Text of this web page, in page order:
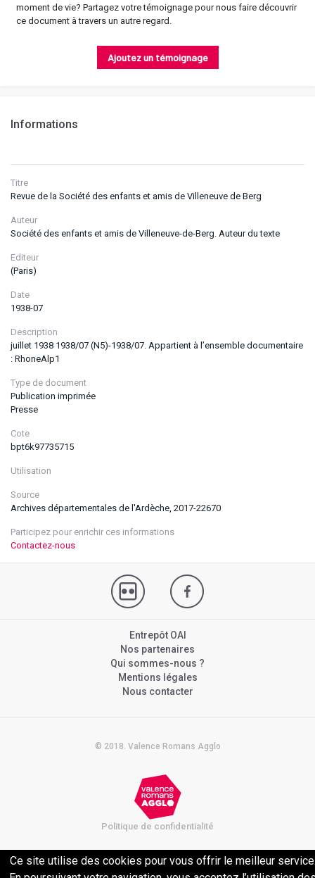
Informations
Titre
Revue de la Société des enfants et amis de Villeneuve de Berg
Auteur
Société des enfants et amis de Villeneuve-de-Berg. Auteur du texte
Editeur
(Paris)
Date
1938-07
Description
juillet 1938 1938/07 (N5)-1938/07. Appartient à l’ensemble documentaire
: RhoneAlp1
Type de document
Publication imprimée
Presse
Cote
bpt6k97735715
Utilisation
Source
Archives départementales de l'Ardèche, 2017-22670
Participez pour enrichir ces informations
Contactez-nous
moment de vie? Partagez votre témoignage pour nous faire découvrir
ce document à travers un autre regard.
Ajoutez un témoignage
Entrepôt OAI
Nos partenaires
Qui sommes-nous ?
Mentions légales
Nous contacter
© 2018. Valence Romans Agglo
Politique de confidentialité
Ce site utilise des cookies pour vous offrir le meilleur